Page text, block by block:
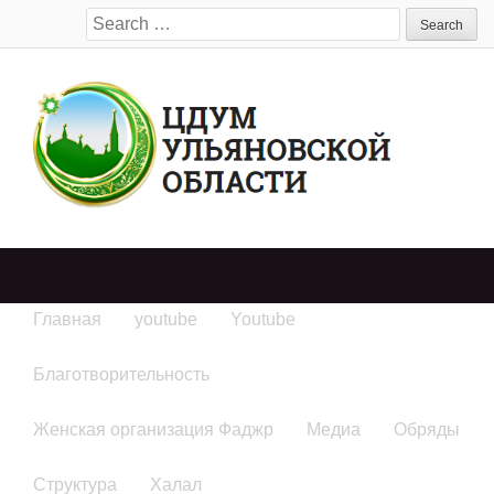
Search
for:
Главная youtube Youtube
Благотворительность
Женская организация Фаджр Медиа Обряды
Структура Халал